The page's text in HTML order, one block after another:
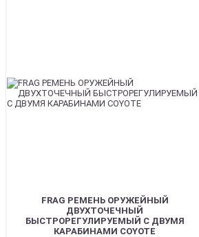
FRAG РЕМЕНЬ ОРУЖЕЙНЫЙ
ДВУХТОЧЕЧНЫЙ
БЫСТРОРЕГУЛИРУЕМЫЙ С ДВУМЯ
КАРАБИНАМИ COYOTE